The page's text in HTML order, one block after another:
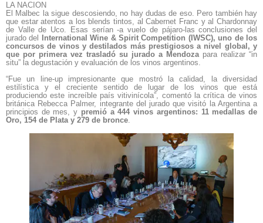
LA NACION
El Malbec la sigue descosiendo, no hay dudas de eso. Pero también hay
que estar atentos a los blends tintos, al Cabernet Franc y al Chardonnay
de Valle de Uco. Esas serían -a vuelo de pájaro-las conclusiones del
jurado del
International Wine & Spirit Competition (IWSC), uno de los
concursos de vinos y destilados más prestigiosos a nivel global, y
que por primera vez trasladó su jurado a Mendoza para realizar “in
situ” la degustación y evaluación de los vinos argentinos.
“Fue un line-up impresionante que mostró la calidad, la diversidad
estilística y el creciente sentido de lugar de los vinos que está
produciendo este increíble país vitivinícola”, comentó la crítica de vinos
británica Rebecca Palmer, integrante del jurado que visitó la Argentina a
principios de mes, y premió a 444 vinos argentinos: 11 medallas de
Oro, 154 de Plata y 279 de bronce.